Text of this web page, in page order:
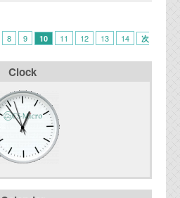
8 9 10 11 12 13 14
次
Clock